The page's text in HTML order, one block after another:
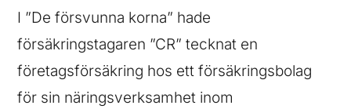
I ”De försvunna korna” hade
försäkringstagaren ”CR” tecknat en
företagsförsäkring hos ett försäkringsbolag
för sin näringsverksamhet inom